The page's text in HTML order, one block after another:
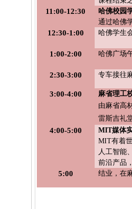
11:00-12:30
哈佛校园
通过哈佛
12:30-1:00 哈佛学生
1 :00-2:00 哈佛广场
2:30-3:00 专车接往
3:00-4:00
麻省理工
由麻省高
雷斯吉礼
4:00-5:00
MIT媒体
MIT有着
人工智能
前沿产品
5:00 结业，在